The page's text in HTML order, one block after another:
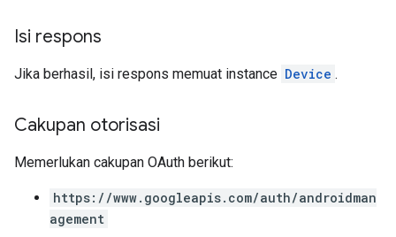
Isi respons
Jika berhasil, isi respons memuat instance Device .
Cakupan otorisasi
Memerlukan cakupan OAuth berikut:
https://www.googleapis.com/auth/androidman
agement